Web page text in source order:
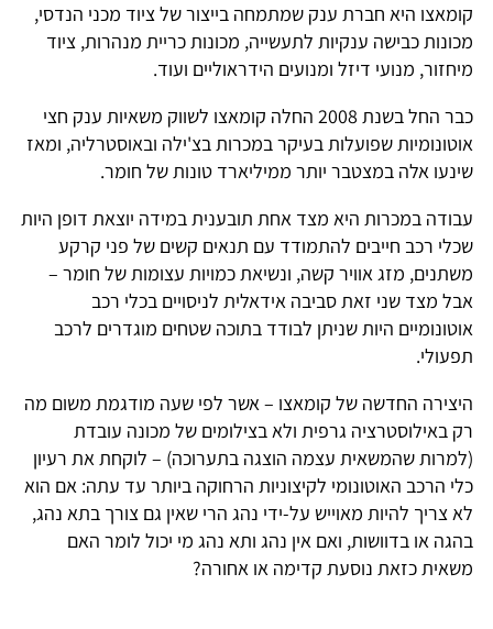
קומאצו היא חברת ענק שמתמחה בייצור של ציוד מכני הנדסי,
מכונות כבישה ענקיות לתעשייה, מכונות כריית מנהרות, ציוד
מיחזור, מנועי דיזל ומנועים הידראוליים ועוד.
כבר החל בשנת 2008 החלה קומאצו לשווק משאיות ענק חצי
אוטונומיות שפועלות בעיקר במכרות בצ'ילה ובאוסטרליה, ומאז
שינעו אלה במצטבר יותר ממיליארד טונות של חומר.
עבודה במכרות היא מצד אחת תובענית במידה יוצאת דופן היות
שכלי רכב חייבים להתמודד עם תנאים קשים של פני קרקע
משתנים, מזג אוויר קשה, ונשיאת כמויות עצומות של חומר –
אבל מצד שני זאת סביבה אידאלית לניסויים בכלי רכב
אוטונומיים היות שניתן לבודד בתוכה שטחים מוגדרים לרכב
תפעולי.
היצירה החדשה של קומאצו – אשר לפי שעה מודגמת משום מה
רק באילוסטרציה גרפית ולא בצילומים של מכונה עובדת
(למרות שהמשאית עצמה הוצגה בתערוכה) – לוקחת את רעיון
כלי הרכב האוטונומי לקיצוניות הרחוקה ביותר עד עתה: אם הוא
לא צריך להיות מאוייש על-ידי נהג הרי שאין גם צורך בתא נהג,
בהגה או בדוושות, ואם אין נהג ותא נהג מי יכול לומר האם
משאית כזאת נוסעת קדימה או אחורה?